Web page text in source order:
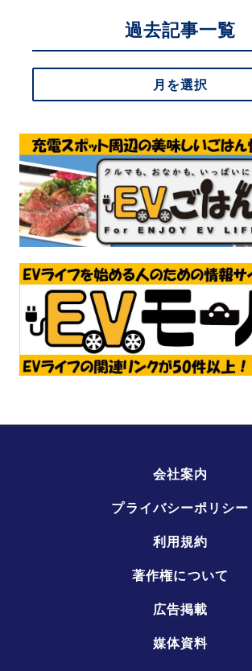
過去記事一覧
月を選択
会社案内
プライバシーポリシー
利用規約
著作権について
広告掲載
媒体資料